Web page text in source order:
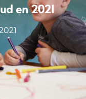
en 2021